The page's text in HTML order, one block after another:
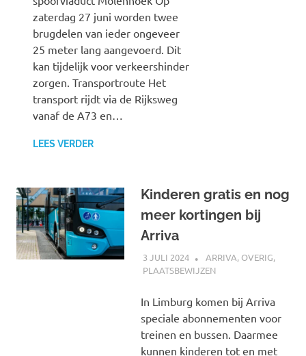
zaterdag 27 juni worden twee
brugdelen van ieder ongeveer
25 meter lang aangevoerd. Dit
kan tijdelijk voor verkeershinder
zorgen. Transportroute Het
transport rijdt via de Rijksweg
vanaf de A73 en…
LEES VERDER
Kinderen gratis en nog
meer kortingen bij
Arriva
3 JULI 2024 SPOORZOEKER
ARRIVA, OVERIG,
PLAATSBEWIJZEN
In Limburg komen bij Arriva
speciale abonnementen voor
treinen en bussen. Daarmee
kunnen kinderen tot en met